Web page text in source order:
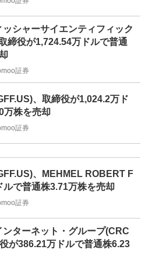
シャーサイエンティフィック
締役が1,724.54万ドルで普通
証券
、取締役が1,024.2万ド
万株を売却
証券
、MEHMEL ROBERT F
ルで普通株3.71万株を売却
証券
ンターネット・グループ(CRC
が386.21万ドルで普通株6.23